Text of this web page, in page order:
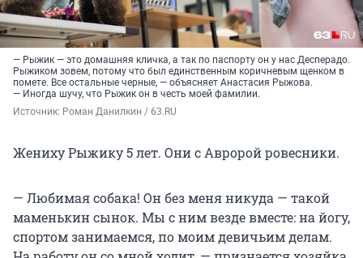
— Рыжик — это домашняя кличка, а так по паспорту он у нас Десперадо.
Рыжиком зовем, потому что был единственным коричневым щенком в
помете. Все остальные черные, — объясняет Анастасия Рыжова.
— Иногда шучу, что Рыжик он в честь моей фамилии.
Источник: Роман Данилкин / 63.RU
Жениху Рыжику 5 лет. Они с Авророй ровесники.
— Любимая собака! Он без меня никуда — такой
маменькин сынок. Мы с ним везде вместе: на йогу,
спортом занимаемся, по моим девичьим делам.